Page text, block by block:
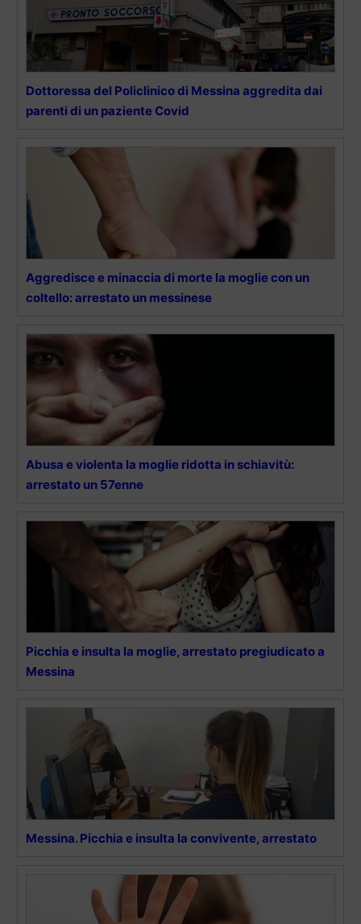
Dottoressa del Policlinico di Messina aggredita dai
parenti di un paziente Covid
Aggredisce e minaccia di morte la moglie con un
coltello: arrestato un messinese
Abusa e violenta la moglie ridotta in schiavitù:
arrestato un 57enne
Picchia e insulta la moglie, arrestato pregiudicato a
Messina
Messina. Picchia e insulta la convivente, arrestato